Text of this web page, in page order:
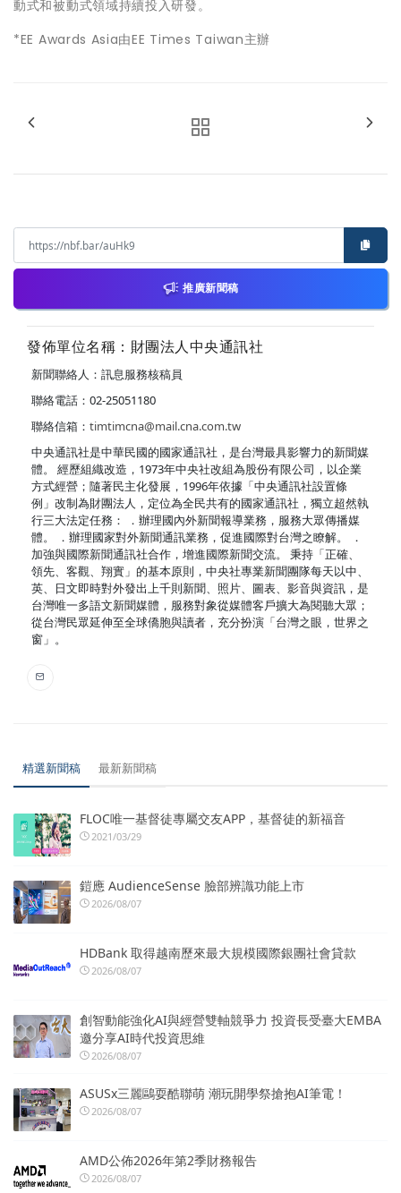
動式和被動式領域持續投入研發。
*EE Awards Asia由EE Times Taiwan主辦
推廣新聞稿
發佈單位名稱：財團法人中央通訊社
新聞聯絡人：訊息服務核稿員
聯絡電話：02-25051180
聯絡信箱： timtimcna@mail.cna.com.tw
中央通訊社是中華民國的國家通訊社，是台灣最具影響力的新聞媒
體。 經歷組織改造，1973年中央社改組為股份有限公司，以企業
方式經營；隨著民主化發展，1996年依據「中央通訊社設置條
例」改制為財團法人，定位為全民共有的國家通訊社，獨立超然執
行三大法定任務： ．辦理國內外新聞報導業務，服務大眾傳播媒
體。 ．辦理國家對外新聞通訊業務，促進國際對台灣之瞭解。 ．
加強與國際新聞通訊社合作，增進國際新聞交流。 秉持「正確、
領先、客觀、翔實」的基本原則，中央社專業新聞團隊每天以中、
英、日文即時對外發出上千則新聞、照片、圖表、影音與資訊，是
台灣唯一多語文新聞媒體，服務對象從媒體客戶擴大為閱聽大眾；
從台灣民眾延伸至全球僑胞與讀者，充分扮演「台灣之眼，世界之
窗」。
精選新聞稿 最新新聞稿
FLOC唯一基督徒專屬交友APP，基督徒的新福音
2021/03/29
鎧應 AudienceSense 臉部辨識功能上市
2026/08/07
HDBank 取得越南歷來最大規模國際銀團社會貸款
2026/08/07
創智動能強化AI與經營雙軸競爭力 投資長受臺大EMBA
邀分享AI時代投資思維
2026/08/07
ASUSx三麗鷗耍酷聯萌 潮玩開學祭搶抱AI筆電！
2026/08/07
AMD公佈2026年第2季財務報告
2026/08/07